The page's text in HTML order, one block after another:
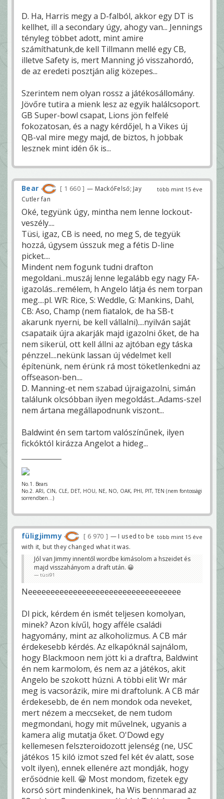
D. Ha, Harris megy a D-falból, akkor egy DT is
kellhet, ill a secondary úgy, ahogy van... Jennings
tényleg többet adott, mint amire
számíthatunk,de kell Tillmann mellé egy CB,
illetve Safety is, mert Manning jó visszahordó,
de az eredeti posztján alig közepes...
Szerintem nem olyan rossz a játékosállomány.
Jövőre tutira a mienk lesz az egyik halálcsoport.
GB Super-bowl csapat, Lions jön felfelé
fokozatosan, és a nagy kérdőjel, h a Vikes új
QB-val mire megy majd, de biztos, h jobbak
lesznek mint idén ők is...
több mint 15 éve
Bear 1 660
— MackóFelső; Jay
Cutler fan
Oké, tegyünk úgy, mintha nem lenne lockout-
veszély....
Tüsi, igaz, CB is need, no meg S, de tegyük
hozzá, úgysem ússzuk meg a fétis D-line
picket....
Mindent nem fogunk tudni drafton
megoldani...muszáj lenne legalább egy nagy FA-
igazolás...remélem, h Angelo látja és nem torpan
meg....pl. WR: Rice, S: Weddle, G: Mankins, Dahl,
CB: Aso, Champ (nem fiatalok, de ha SB-t
akarunk nyerni, be kell vállalni)....nyilván saját
csapataik újra akarják majd igazolni őket, de ha
nem sikerül, ott kell állni az ajtóban egy táska
pénzzel....nekünk lassan új védelmet kell
építenünk, nem érünk rá most töketlenkedni az
offseason-ben....
D. Manning-et nem szabad újraigazolni, simán
találunk olcsóbban ilyen megoldást...Adams-szel
nem ártana megállapodnunk viszont...
Baldwint én sem tartom valószínűnek, ilyen
fickóktól kirázza Angelot a hideg...
No.1. Bears
No.2. ARI, CIN, CLE, DET, HOU, NE, NO, OAK, PHI, PIT, TEN (nem fontossági
sorrendben...)
több mint 15 éve
füligjimmy 6 970
— I used to be
with it, but they changed what it was.
Jól van Jimmy innentől wordbe kimásolom a hszeidet és
majd visszahányom a draft után. 😀
tüsi91
Neeeeeeeeeeeeeeeeeeeeeeeeeeeeeeeeee
Dl pick, kérdem én ismét teljesen komolyan,
minek? Azon kívűl, hogy afféle családi
hagyomány, mint az alkoholizmus. A CB már
érdekesebb kérdés. Az elkapóknál sajnálom,
hogy Blackmoon nem jött ki a draftra, Baldwint
én nem karmolom, és nem az a játékos, akit
Angelo be szokott húzni. A többi elit Wr már
meg is vacsorázik, mire mi draftolunk. A CB már
érdekesebb, de én nem mondok oda neveket,
mert nézem a meccseket, de nem tudom
megmondani, hogy mit művelnek, ugyanis a
kamera alig mutatja őket. O'Dowd egy
kellemesen felszteroidozott jelenség (ne, USC
játékos 15 kiló izmot szed fel két év alatt, sose
volt ilyen), ennek ellenére azt mondják, hogy
erősödnie kell. 😀 Most mondom, fizetek egy
korsó sört mindenkinek, ha Wis bennmarad az